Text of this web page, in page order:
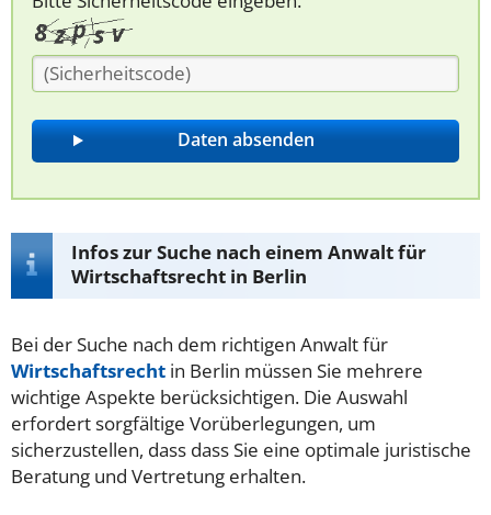
Infos zur Suche nach einem Anwalt für
Wirtschaftsrecht in Berlin
Bei der Suche nach dem richtigen Anwalt für
Wirtschaftsrecht in Berlin müssen Sie mehrere
wichtige Aspekte berücksichtigen. Die Auswahl
erfordert sorgfältige Vorüberlegungen, um
sicherzustellen, dass dass Sie eine optimale juristische
Beratung und Vertretung erhalten.